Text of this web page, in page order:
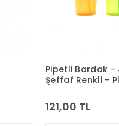
Pipetli Bardak -
Şeffaf Renkli -
121,00 TL